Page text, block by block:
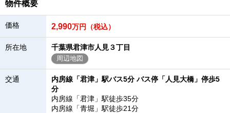
物件概要
価格 2,990万円（税込）
所在地 千葉県君津市人見３丁目
周辺地図
交通
内房線「君津」駅バス5分 バス停「人見大橋」停歩5
分
内房線「君津」駅徒歩35分
内房線「青堀」駅徒歩21分